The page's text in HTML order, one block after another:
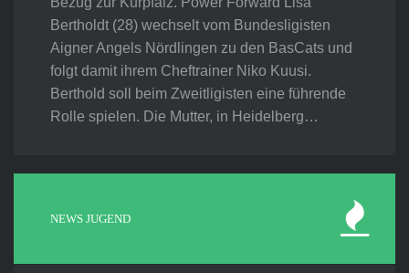
Bertholdt (28) wechselt vom Bundesligisten
Aigner Angels Nördlingen zu den BasCats und
folgt damit ihrem Cheftrainer Niko Kuusi.
Berthold soll beim Zweitligisten eine führende
Rolle spielen. Die Mutter, in Heidelberg…
NEWS JUGEND